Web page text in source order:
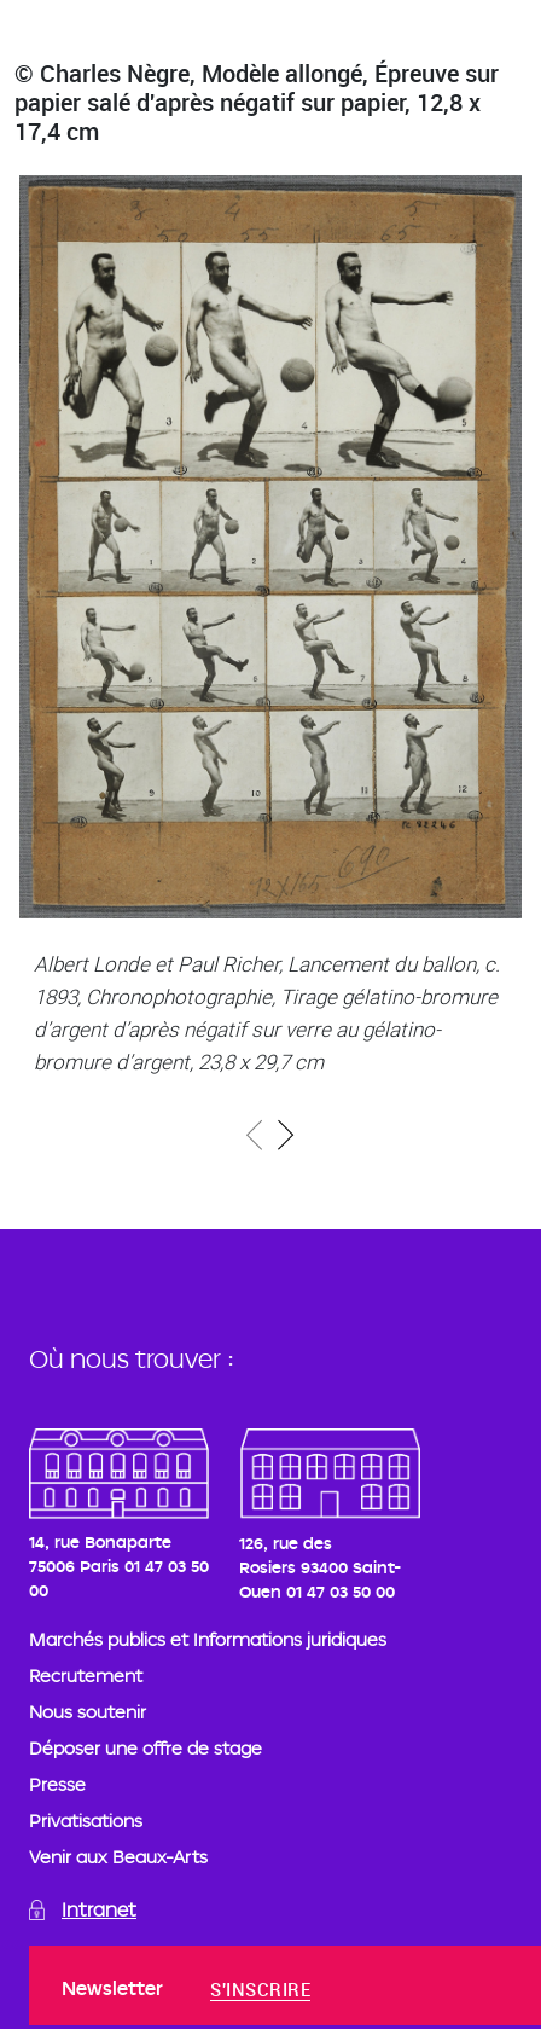
© Charles Nègre, Modèle allongé, Épreuve sur
papier salé d'après négatif sur papier, 12,8 x
17,4 cm
Albert Londe et Paul Richer, Lancement du ballon, c.
1893, Chronophotographie, Tirage gélatino-bromure
d’argent d’après négatif sur verre au gélatino-
bromure d’argent, 23,8 x 29,7 cm
Où nous trouver :
14, rue Bonaparte
75006 Paris 01 47 03 50
00
126, rue des
Rosiers 93400 Saint-
Ouen 01 47 03 50 00
Marchés publics et Informations juridiques
Recrutement
Nous soutenir
Déposer une offre de stage
Presse
Privatisations
Venir aux Beaux-Arts
Intranet
Newsletter S'INSCRIRE